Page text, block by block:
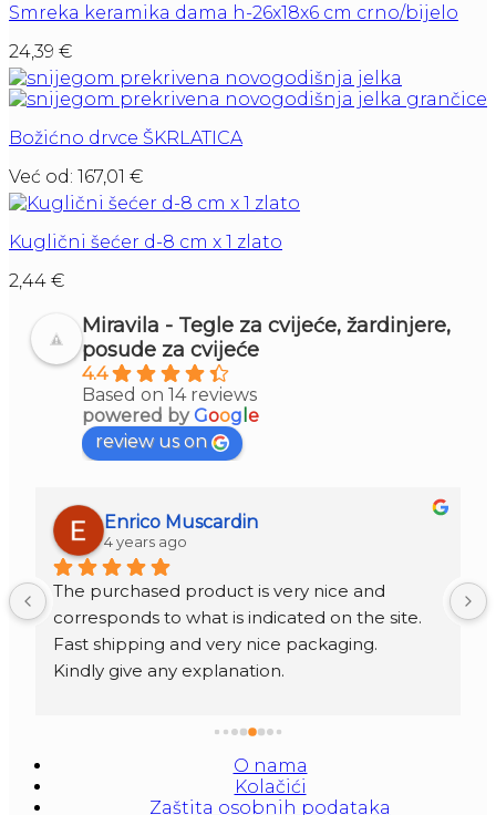
Smreka keramika dama h-26x18x6 cm crno/bijelo
24,39 €
Božićno drvce ŠKRLATICA
Već od: 167,01 €
Kuglični šećer d-8 cm x 1 zlato
2,44 €
Miravila - Tegle za cvijeće, žardinjere,
posude za cvijeće
4.4
Based on 14 reviews
powered byGoog e
review us on
Enrico Muscardin
4 years ago
The purchased product is very nice and
corresponds to what is indicated on the site.
Fast shipping and very nice packaging.
Kindly give any explanation.
O nama
Kolačići
Zaštita osobnih podataka